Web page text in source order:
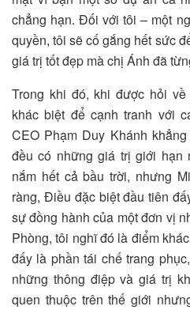
chẳng hạn. Đối với tôi – một
quyền, tôi sẽ cố gắng hết sức
giá trị tốt đẹp mà chị Ánh đã
Trong khi đó, khi được hỏi
khác biệt để cạnh tranh với
CEO Phạm Duy Khánh
đều có những giá trị giới hạn
nắm hết cả bầu trời, nhưng
ràng, Điều đặc biệt đầu tiên
sự đồng hành của một đơn vị
Phòng, tôi nghĩ đó là điểm
đấy là phần tái chế trang
những thông điệp và giá trị
quen thuộc trên thế giới